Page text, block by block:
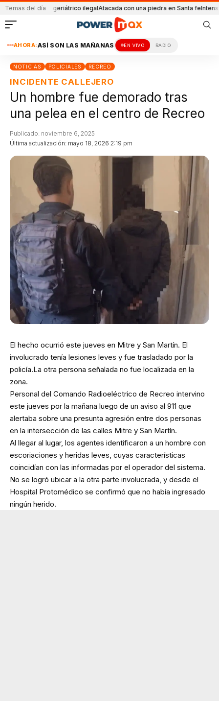
Temas del día
por el geriátrico ilegal Atacada con una piedra en Santa feIntensa
AHORA:ASÍ SON LAS MAÑANAS EN VIVO RADIO
NOTICIAS POLICIALES RECREO
INCIDENTE CALLEJERO
Un hombre fue demorado tras
una pelea en el centro de Recreo
Última actualización: mayo 18, 2026 2:19 pm
Publicado: noviembre 6, 2025
El hecho ocurrió este jueves en Mitre y San Martín. El
involucrado tenía lesiones leves y fue trasladado por la
policía.La otra persona señalada no fue localizada en la
zona.
Personal del Comando Radioeléctrico de Recreo intervino
este jueves por la mañana luego de un aviso al 911 que
alertaba sobre una presunta agresión entre dos personas
en la intersección de las calles Mitre y San Martín.
Al llegar al lugar, los agentes identificaron a un hombre con
escoriaciones y heridas leves, cuyas características
coincidían con las informadas por el operador del sistema.
No se logró ubicar a la otra parte involucrada, y desde el
Hospital Protomédico se confirmó que no había ingresado
ningún herido.